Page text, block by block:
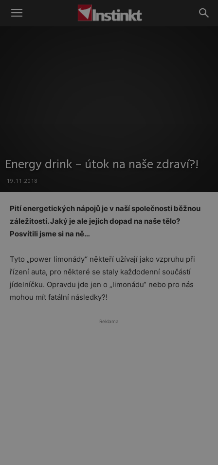
Instinkt
Energy drink – útok na naše zdraví?!
19.11.2018
Pití energetických nápojů je v naší společnosti běžnou
záležitostí. Jaký je ale jejich dopad na naše tělo?
Posvítili jsme si na ně…
Tyto „power limonády“ někteří užívají jako vzpruhu při
řízení auta, pro některé se staly každodenní součástí
jídelníčku. Opravdu jde jen o „limonádu“ nebo pro nás
mohou mít fatální následky?!
Reklama